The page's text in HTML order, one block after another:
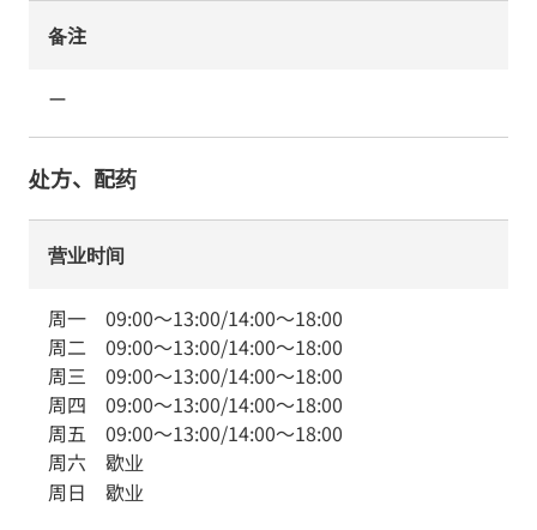
备注
ー
处方、配药
营业时间
周一 09:00～13:00/14:00～18:00
周二 09:00～13:00/14:00～18:00
周三 09:00～13:00/14:00～18:00
周四 09:00～13:00/14:00～18:00
周五 09:00～13:00/14:00～18:00
周六 歇业
周日 歇业